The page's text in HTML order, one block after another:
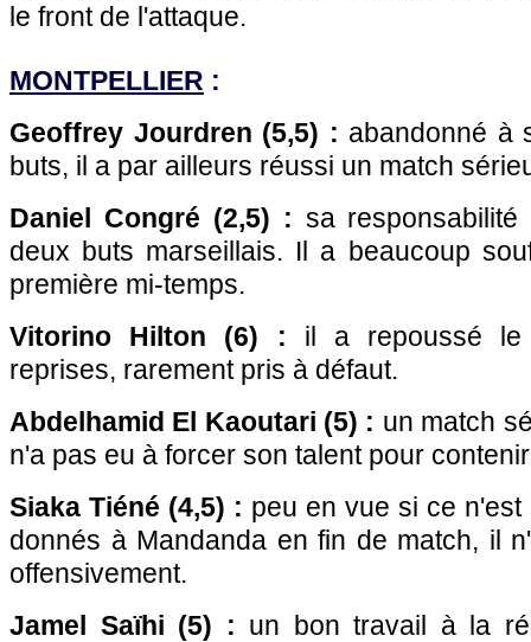
le front de l'attaque.
MONTPELLIER :
Geoffrey Jourdren (5,5) : abandonné à
buts, il a par ailleurs réussi un match
Daniel Congré (2,5) : sa
deux buts marseillais. Il a beaucoup
première mi-temps.
Vitorino Hilton (6) : il a repoussé le
reprises, rarement pris à défaut.
Abdelhamid El Kaoutari (5) : un match
n'a pas eu à forcer son talent pour
Siaka Tiéné (4,5) : peu en vue si ce
donnés à Mandanda en fin de match, il
offensivement.
Jamel Saïhi (5) : un bon travail à la